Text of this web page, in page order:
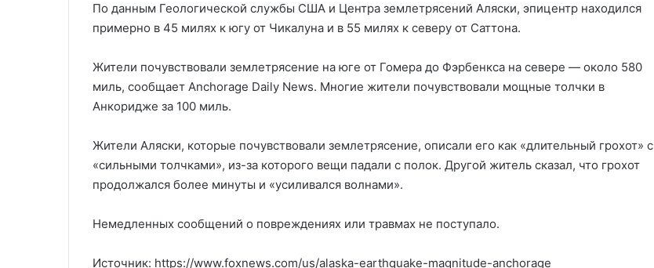
По данным Геологической службы США и Центра землетрясений Аляски, эпицентр находился
примерно в 45 милях к югу от Чикалуна и в 55 милях к северу от Саттона.
Жители почувствовали землетрясение на юге от Гомера до Фэрбенкса на севере — около 580
миль, сообщает Anchorage Daily News. Многие жители почувствовали мощные толчки в
Анкоридже за 100 миль.
Жители Аляски, которые почувствовали землетрясение, описали его как «длительный грохот» с
«сильными толчками», из-за которого вещи падали с полок. Другой житель сказал, что грохот
продолжался более минуты и «усиливался волнами».
Немедленных сообщений о повреждениях или травмах не поступало.
Источник: https://www.foxnews.com/us/alaska-earthquake-magnitude-anchorage